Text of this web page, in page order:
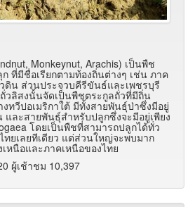
Monkeynut, Arachis) เป็นพืช
ที่มีชื่อเรียกตามท้องถิ่นต่างๆ เช่น ภาค
ดิน ส่วนประจวบคีรีขันธ์และเพชรบุรี
วลิสงนั้นจัดเป็นพืชตระกูลถั่วที่มีถิ่น
ทวีปอเมริกาใต้ มีทั้งสายพันธุ์ป่าซึ่งมีอยู่
ละสายพันธุ์สำหรับปลูกซึ่งจะมีอยู่เพียง
โดยเป็นพืชที่สามารถปลูกได้ทั่ว
ทยเลยทีเดียว แต่ส่วนใหญ่จะพบมาก
หนือและภาคเหนือของไทย
ผู้เช้าชม 10,397